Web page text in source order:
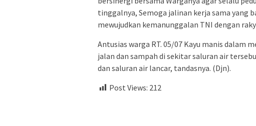
tinggalnya, Semoga jalinan kerja sama yang
mewujudkan kemanunggalan TNI dengan
Antusias warga RT. 05/07 Kayu manis dalam
jalan dan sampah di sekitar saluran air
dan saluran air lancar, tandasnya. (Djn).
Post Views: 212